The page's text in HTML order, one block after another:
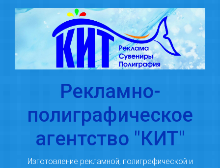
Skip to main content
Рекламно-
полиграфическое
агентство "КИТ"
Изготовление рекламной, полиграфической и